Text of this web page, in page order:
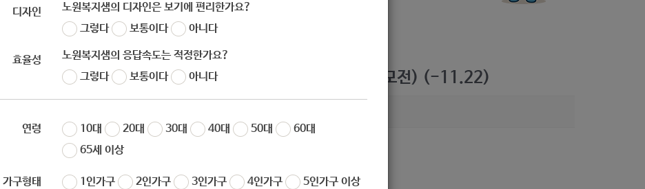
디자인
노원복지샘의 디자인은 보기에 편리한가요?
그렇다
보통이다 아니다
효율성
노원복지샘의 응답속도는 적정한가요?
그렇다
보통이다 아니다
연령 10대 20대 30대 40대 50대
60대
65세 이상
가구형태 1인가구 2인가구 3인가구 4인가구 5인가구 이상
[보건복지부] 보육지원체계 개편 콘텐츠 공모전 (보따리 공모전) (-11.22)